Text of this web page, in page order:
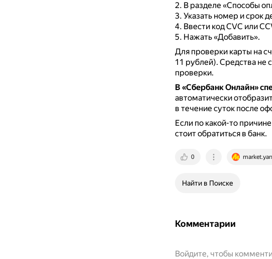
В разделе «Способы
Указать номер и срок
Ввести код CVC или
Нажать «Добавить».
Для проверки карты на
11 рублей). Средства не
проверки.
В «Сбербанк Онлайн»
автоматически
в течение суток после
Если по какой-то
стоит обратиться в банк.
0
Найти в Поиске
Комментарии
Войдите, чтобы